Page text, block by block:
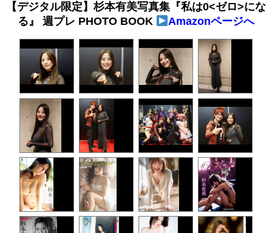
【デジタル限定】杉本有美写真集『私は0<ゼロ>にな
る』 週プレ PHOTO BOOK
Amazonページへ